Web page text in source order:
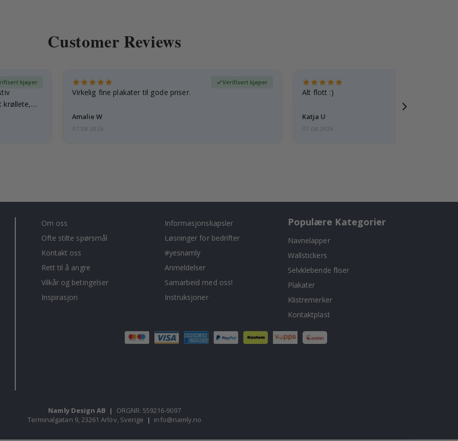
Customer Reviews
krøllete,
kjøper
Virkelig fine plakater til gode priser.
Amalie W
Verifisert kjøper
07.08.2026
Alt flott :)
Katja U
07.08.2026
Om oss
Ofte stilte spørsmål
Kontakt oss
Rett til å angre
Vilkår og betingelser
Inspirasjon
Informasjonskapsler
Løsninger for bedrifter
#yesnamly
Anmeldelser
Samarbeid med oss!
Instruksjoner
Populære Kategorier
Navnelapper
Wallstickers
Selvklebende fliser
Plakater
Klistremerker
Kontaktplast
Namly Design AB |
ORGNR: 559216-9097
Terminalgatan 9, 23261 Arlöv, Sverige | info@namly.no